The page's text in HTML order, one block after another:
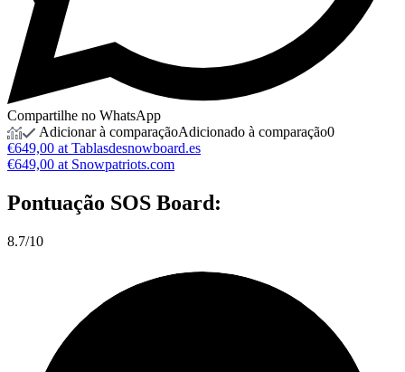
Compartilhe no WhatsApp
Adicionar à comparaçãoAdicionado à comparação0
€649,00 at Tablasdesnowboard.es
€649,00 at Snowpatriots.com
Pontuação SOS Board:
8.7/10